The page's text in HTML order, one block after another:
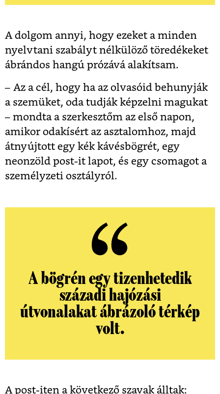
A dolgom annyi, hogy ezeket a minden
nyelvtani szabályt nélkülöző töredékeket
ábrándos hangú prózává alakítsam.
– Az a cél, hogy ha az olvasóid behunyják
a szemüket, oda tudják képzelni magukat
– mondta a szerkesztőm az első napon,
amikor odakísért az asztalomhoz, majd
átnyújtott egy kék kávésbögrét, egy
neonzöld post-it lapot, és egy csomagot a
személyzeti osztályról.
A bögrén egy tizenhetedik
századi hajózási
útvonalakat ábrázoló térkép
volt.
A post-iten a következő szavak álltak: